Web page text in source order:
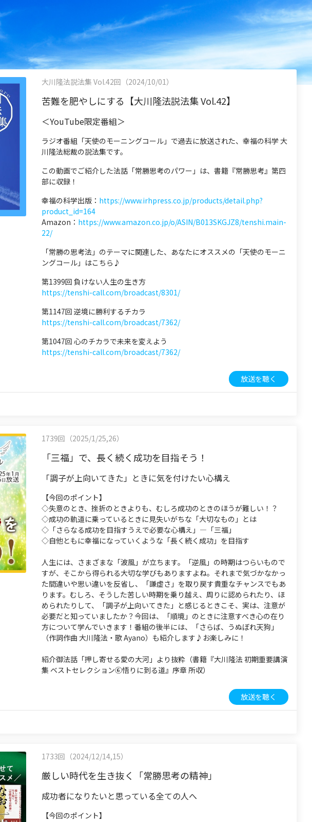
大川隆法説法集 Vol.42回（2024/10/01）
苦難を肥やしにする【大川隆法説法集 Vol.42】
＜YouTube限定番組＞
ラジオ番組「天使のモーニングコール」で過去に放送された、幸福の科学 大
川隆法総裁の説法集です。
この動画でご紹介した法話「常勝思考のパワー」は、書籍『常勝思考』第四
部に収録！
幸福の科学出版： https://www.irhpress.co.jp/products/detail.php?
product_id=164
Amazon： https://www.amazon.co.jp/o/ASIN/B013SKGJZ8/tenshi.main-
22/
「常勝の思考法」のテーマに関連した、あなたにオススメの「天使のモーニ
ングコール」はこちら♪
第1399回 負けない人生の生き方
https://tenshi-call.com/broadcast/8301/
第1147回 逆境に勝利するチカラ
https://tenshi-call.com/broadcast/7362/
第1047回 心のチカラで未来を変えよう
https://tenshi-call.com/broadcast/7362/
放送を聴く
1739回（2025/1/25,26）
「三福」で、長く続く成功を目指そう！
「調子が上向いてきた」ときに気を付けたい心構え
【今回のポイント】
◇失意のとき、挫折のときよりも、むしろ成功のときのほうが難しい！？
◇成功の軌道に乗っているときに見失いがちな「大切なもの」とは
◇「さらなる成功を目指すうえで必要な心構え」―「三福」
◇自他ともに幸福になっていくような「長く続く成功」を目指す
人生には、さまざまな「波風」が立ちます。「逆風」の時期はつらいもので
すが、そこから得られる大切な学びもありますよね。それまで気づかなかっ
た間違いや思い違いを反省し、「謙虚さ」を取り戻す貴重なチャンスでもあ
ります。むしろ、そうした苦しい時期を乗り越え、周りに認められたり、ほ
められたりして、「調子が上向いてきた」と感じるときこそ、実は、注意が
必要だと知っていましたか？今回は、「順境」のときに注意すべき心の在り
方について学んでいきます！番組の後半には、「さらば、うぬぼれ天狗」
（作詞作曲 大川隆法・歌 Ayano）も紹介します♪お楽しみに！
紹介御法話「押し寄せる愛の大河」より抜粋（書籍『大川隆法 初期重要講演
集 ベストセレクション⑥悟りに到る道』序章 所収）
放送を聴く
1733回（2024/12/14,15）
厳しい時代を生き抜く「常勝思考の精神」
成功者になりたいと思っている全ての人へ
【今回のポイント】